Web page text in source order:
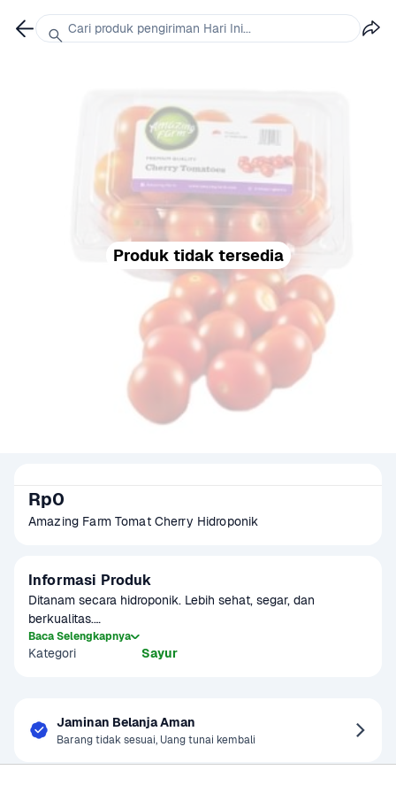
Produk tidak tersedia
Rp0
Amazing Farm Tomat Cherry Hidroponik
Informasi Produk
Ditanam secara hidroponik. Lebih sehat, segar, dan
berkualitas.
Tomat cherry memiliki ukuran yang lebih kecil dari tomat
kelebihan/kekurangan gramasi +-10% per pack. Produk ini
dapat digunakan sebagai menu MPASI
Baca Selengkapnya
Kategori Sayur
Jaminan Belanja Aman
Barang tidak sesuai, Uang tunai kembali
Cari produk pengiriman Hari Ini...